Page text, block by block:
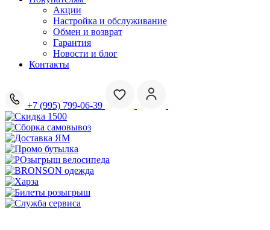
Акции
Настройка и обслуживание
Обмен и возврат
Гарантия
Новости и блог
Контакты
+7 (995) 799-06-39